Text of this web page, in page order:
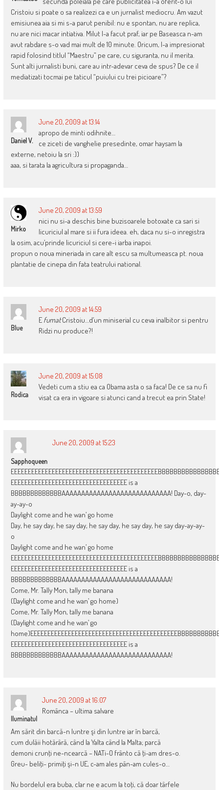
Cristoiu si poate o sa realizezi ca e un jurnalist mediocru. Am vazut
emisiunea aia si mi s-a parut penibil: nu e spontan, nu are replica,
nu are nici macar intiativa. Milut l-a facut praf, iar pe Baseasca n-am
avut rabdare s-o vad mai mult de 10 minute. Oricum, l-a impresionat
rapid folosind titlul “Maestru” pe care, cu siguranta, nu il merita.
Sunt alti jurnalisti buni, care au intr-adevar ceva de spus? De ce il
mediatizati tocmai pe taticul “puiului cu trei picioare”?
Daniel V.
June 20, 2009 at 13:14
apropo de minti odihnite…
ce ziceti de vanghelie presedinte, omar haysam la
externe, netoiu la sri :))
aaa, si tarata la agricultura si propaganda…
Mirko
June 20, 2009 at 13:59
nici nu si-a deschis bine buzisoarele botoxate ca sari si
licuriciul al mare si ii fura ideea. eh, daca nu si-o inregistra
la osim, acu’prinde licuriciul si cere-i iarba inapoi.
propun o noua mineriada in care alt escu sa multumeasca pt. noua
plantatie de cinepa din fata teatrului national.
Blue
June 20, 2009 at 14:59
E fumatCristoiu…d’un miniserial cu ceva inalbitor si pentru
Ridzi nu produce?!
Rodica
June 20, 2009 at 15:08
Vedeti cum a stiu ea ca Obama asta o sa faca! De ce sa nu fi
visat ca era in vigoare si atunci cand a trecut ea prin State!
Sapphoqueen
June 20, 2009 at 15:23
EEEEEEEEEEEEEEEEEEEEEEEEEEEEEEEEEE is a
BBBBBBBBBBBBBAAAAAAAAAAAAAAAAAAAAAAAAAAAA! Day-o, day-
ay-ay-o
Daylight come and he wan’ go home
Day, he say day, he say day, he say day, he say day, he say day-ay-ay-
o
Daylight come and he wan’ go home
EEEEEEEEEEEEEEEEEEEEEEEEEEEEEEEEEE is a
BBBBBBBBBBBBBAAAAAAAAAAAAAAAAAAAAAAAAAAAA!
Come, Mr. Tally Mon, tally me banana
(Daylight come and he wan’ go home)
Come, Mr. Tally Mon, tally me banana
(Daylight come and he wan’ go
EEEEEEEEEEEEEEEEEEEEEEEEEEEEEEEEEE is a
BBBBBBBBBBBBBAAAAAAAAAAAAAAAAAAAAAAAAAAAA!
Iluminatul
June 20, 2009 at 16:07
Românca – ultima salvare
Am sărit din barcă-n luntre şi din luntre iar în barcă,
cum dulăii hotărâră, când la Yalta când la Malta; parcă
demoni crunţi ne-ncearcă – NATi-O frânto că ţi-am dres-o.
Greu- beliţi- primiţi şi-n UE, c-am ales pân-am cules-o…
Nu bordelul era buba, clar ne e acum la toţi, că doar târfele